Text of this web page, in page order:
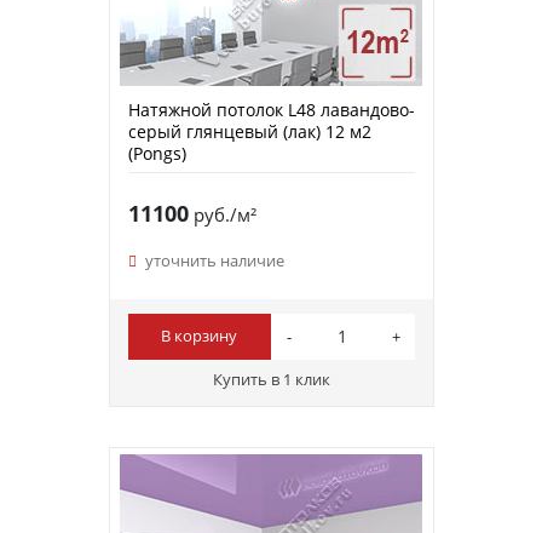
Натяжной потолок L48 лавандово-
серый глянцевый (лак) 12 м2
(Pongs)
11100руб./м²
уточнить наличие
В корзину
Купить в 1 клик